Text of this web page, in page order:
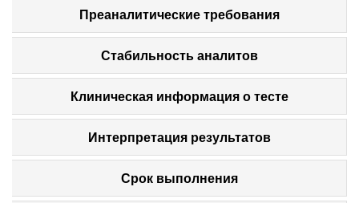
Преаналитические требования
Стабильность аналитов
Клиническая информация о тесте
Интерпретация результатов
Срок выполнения